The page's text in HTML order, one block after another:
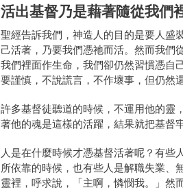
活出基督乃是藉著隨從我們
聖經告訴我們，神造人的目的是要人盛
己活著，乃要我們憑祂而活。然而我們
我們裡面作生命，我們卻仍然習慣憑自
要謹慎，不說謊言，不作壞事，但仍然
許多基督徒聽道的時候，不運用他的靈
著他的魂是這樣的活躍，結果就把基督
人是在什麼時候才憑基督活著呢？有些
所依靠的時候，也有些人是解職失業、
靈裡，呼求說，「主啊，憐憫我。」然